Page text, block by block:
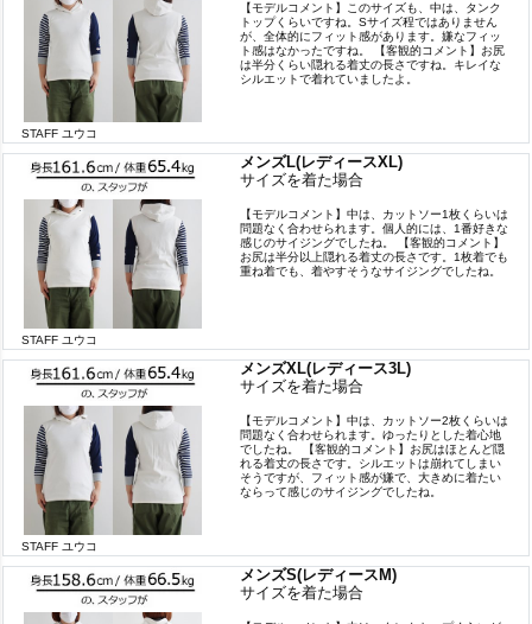
STAFF ユウコ
【モデルコメント】このサイズも、中は、タンク
トップくらいですね。Sサイズ程ではありません
が、全体的にフィット感があります。嫌なフィッ
ト感はなかったですね。 【客観的コメント】お尻
は半分くらい隠れる着丈の長さですね。キレイな
シルエットで着れていましたよ。
メンズL(レディースXL)
サイズを着た場合
STAFF ユウコ
【モデルコメント】中は、カットソー1枚くらいは
問題なく合わせられます。個人的には、1番好きな
感じのサイジングでしたね。 【客観的コメント】
お尻は半分以上隠れる着丈の長さです。1枚着でも
重ね着でも、着やすそうなサイジングでしたね。
メンズXL(レディース3L)
サイズを着た場合
STAFF ユウコ
【モデルコメント】中は、カットソー2枚くらいは
問題なく合わせられます。ゆったりとした着心地
でしたね。 【客観的コメント】お尻はほとんど隠
れる着丈の長さです。シルエットは崩れてしまい
そうですが、フィット感が嫌で、大きめに着たい
ならって感じのサイジングでしたね。
メンズS(レディースM)
サイズを着た場合